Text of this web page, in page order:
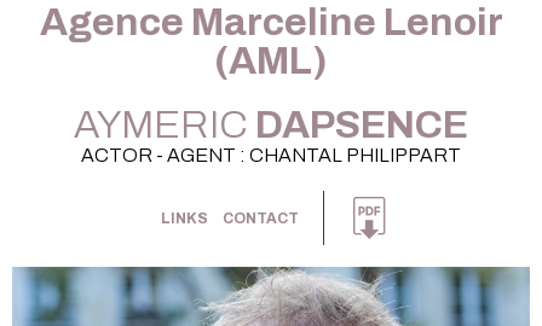
Agence Marceline Lenoir
(AML)
AYMERIC DAPSENCE
ACTOR - AGENT : CHANTAL PHILIPPART
LINKS CONTACT